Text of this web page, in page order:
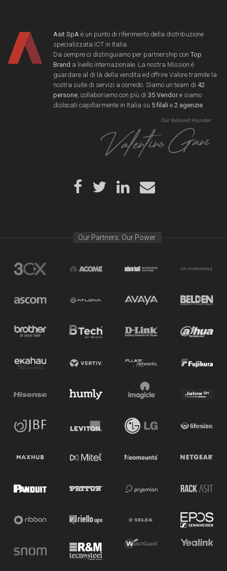
Asit SpA è un punto di riferimento della distribuzione
specializzata ICT in Italia.
Da sempre ci distinguiamo per partnership con Top
Brand a livello internazionale. La nostra Mission è
guardare al di là della vendita ed offrire Valore tramite la
nostra suite di servizi a corredo. Siamo un team di 42
persone , collaboriamo con più di 35 Vendore siamo
dislocati capillarmente in Italia su 5 filali e 2 agenzie